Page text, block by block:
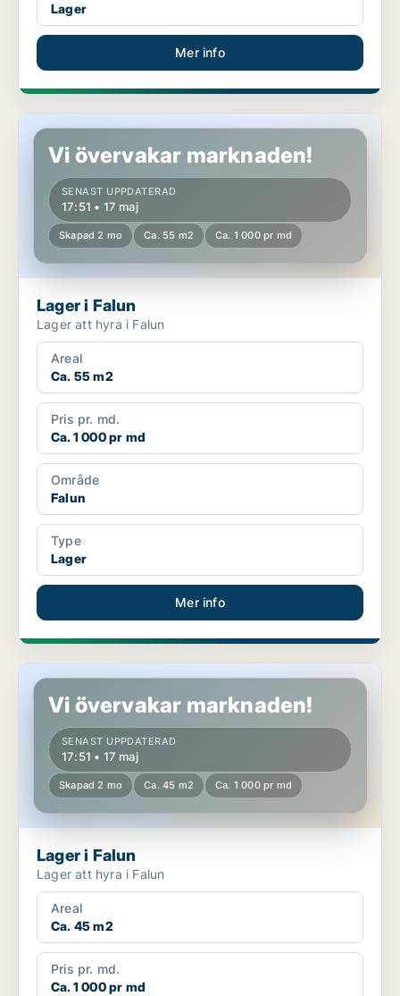
Lager
Mer info
Lager i Falun
Vi övervakar marknaden!
SENAST UPPDATERAD
17:51 • 17 maj
Skapad 2 mo Ca. 55 m2 Ca. 1 000 pr md
Lager i Falun
Lager att hyra i Falun
Areal
Ca. 55 m2
Pris pr. md.
Ca. 1 000 pr md
Område
Falun
Type
Lager
Mer info
Lager i Falun
Vi övervakar marknaden!
SENAST UPPDATERAD
17:51 • 17 maj
Skapad 2 mo Ca. 45 m2 Ca. 1 000 pr md
Lager i Falun
Lager att hyra i Falun
Areal
Ca. 45 m2
Pris pr. md.
Ca. 1 000 pr md